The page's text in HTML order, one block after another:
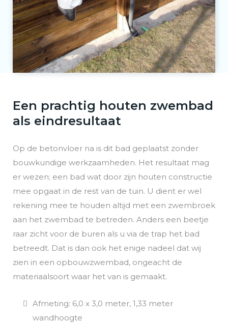
Een prachtig houten zwembad
als eindresultaat
Op de betonvloer na is dit bad geplaatst zonder
bouwkundige werkzaamheden. Het resultaat mag
er wezen; een bad wat door zijn houten constructie
mee opgaat in de rest van de tuin. U dient er wel
rekening mee te houden altijd met een zwembroek
aan het zwembad te betreden. Anders een beetje
raar zicht voor de buren als u via de trap het bad
betreedt. Dat is dan ook het enige nadeel dat wij
zien in een opbouwzwembad, ongeacht de
materiaalsoort waar het van is gemaakt.
Afmeting: 6,0 x 3,0 meter, 1,33 meter
wandhoogte